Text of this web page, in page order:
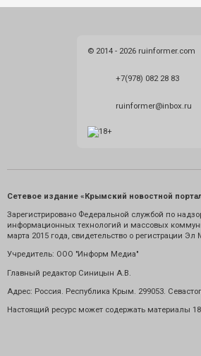
© 2014 - 2026 ruinformer.com
+7(978) 082 28 83
ruinformer@inbox.ru
Сетевое издание «Крымский новостной портал
Зарегистрировано Федеральной службой по
информационных технологий и массовых
марта 2015 года, свидетельство о регистрации
Учредитель: ООО "Информ Медиа"
Главный редактор Синицын А.В.
Адрес: Россия. Республика Крым. 299053.
Настоящий ресурс может содержать материалы